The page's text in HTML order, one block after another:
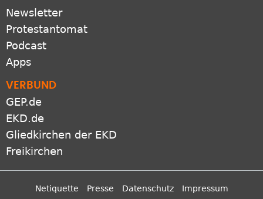
RSS-feeds
Newsletter
Protestantomat
Podcast
VERBUND
GEP.de
EKD.de
Gliedkirchen der EKD